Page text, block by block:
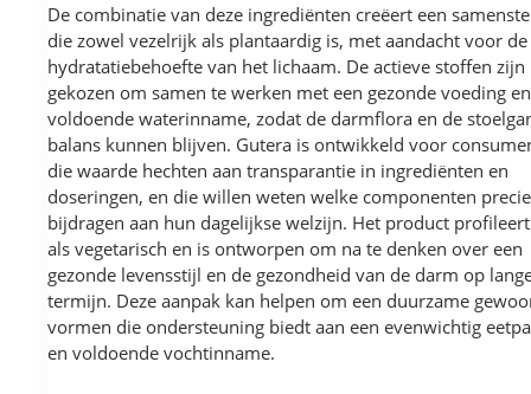
De combinatie van deze ingrediënten creëert een
die zowel vezelrijk als plantaardig is, met aandacht voor de
hydratatiebehoefte van het lichaam. De actieve stoffen zijn
gekozen om samen te werken met een gezonde voeding en
voldoende waterinname, zodat de darmflora en de
balans kunnen blijven. Gutera is ontwikkeld voor
die waarde hechten aan transparantie in ingrediënten en
doseringen, en die willen weten welke componenten
bijdragen aan hun dagelijkse welzijn. Het product
als vegetarisch en is ontworpen om na te denken over een
gezonde levensstijl en de gezondheid van de darm op
termijn. Deze aanpak kan helpen om een duurzame
vormen die ondersteuning biedt aan een evenwichtig
en voldoende vochtinname.